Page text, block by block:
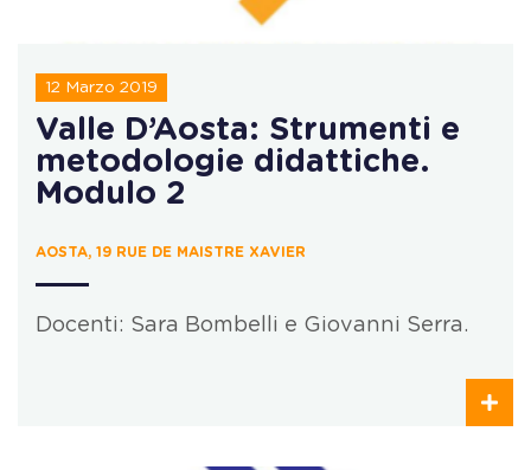
12 Marzo 2019
Valle D’Aosta: Strumenti e
metodologie didattiche.
Modulo 2
AOSTA, 19 RUE DE MAISTRE XAVIER
Docenti: Sara Bombelli e Giovanni Serra.